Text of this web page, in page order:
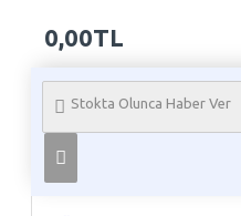
0,00TL
Stokta Olunca Haber Ver
Telefon İle Sipariş